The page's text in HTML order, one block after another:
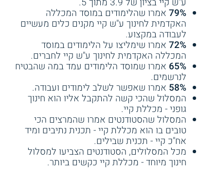
79% אמרו שהלימודים במוסד המכללה
האקדמית לחינוך ע"ש קיי מקנים כלים מעשיים
לעבודה במקצוע.
72% אמרו שימליצו על הלימודים במוסד
המכללה האקדמית לחינוך ע"ש קיי לחברים.
65% אמרו שמוסד הלימודים עמד במה שהבטיח
לנרשמים.
58% אמרו שאפשר לשלב לימודים ועבודה.
המסלול שהכי קשה להתקבל אליו הוא חינוך
גופני - מכללת קיי.
המסלול שהסטודנטים אמרו שהמרצים הכי
טובים בו הוא מכללת קיי - תכנית נתיבים ומיד
אח"כ קיי - תכנית שבילים.
מכל המסלולים, הסטודנטים הצביעו למסלול
חינוך מיוחד - מכללת קיי כקשים ביותר.